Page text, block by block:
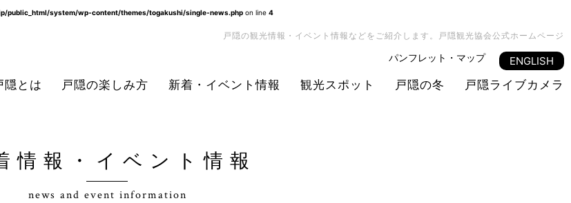
public_html/system/wp-content/themes/togakushi/single-news.php on line 4
戸隠の観光情報・イベント情報などをご紹介します。戸隠観光協会公式ホームページ
隠とは 戸隠の楽しみ方 新着・イベント情報 観光スポット 戸隠の冬 戸隠ライブカメラ
パンフレット・マップ ENGLISH
情報・イベント情報
news and event information